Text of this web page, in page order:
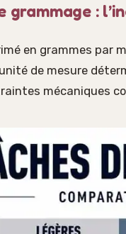
grammage :
en grammes par
de mesure
mécaniques